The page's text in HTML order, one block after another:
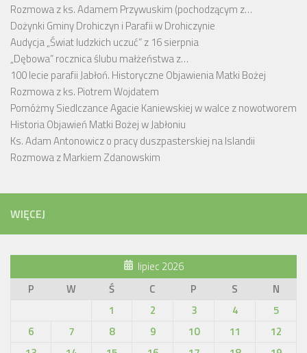
Rozmowa z ks. Adamem Przywuskim (pochodzącym z…
Dożynki Gminy Drohiczyn i Parafii w Drohiczynie
Audycja „Świat ludzkich uczuć” z 16 sierpnia
„Dębowa” rocznica ślubu małżeństwa z…
100 lecie parafii Jabłoń. Historyczne Objawienia Matki Bożej
Rozmowa z ks. Piotrem Wojdatem
Pomóżmy Siedlczance Agacie Kaniewskiej w walce z nowotworem
Historia Objawień Matki Bożej w Jabłoniu
Ks. Adam Antonowicz o pracy duszpasterskiej na Islandii
Rozmowa z Markiem Zdanowskim
WIĘCEJ
lipiec 2026
P
W Ś C P S
N
1
2 3 4
5
6
7 8 9 10 11
12